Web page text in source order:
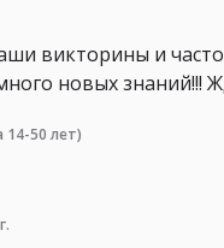
викторины и
новых знаний!!!
14-50 лет)